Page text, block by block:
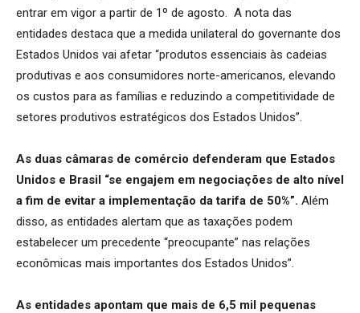
entrar em vigor a partir de 1º de agosto. A nota das
entidades destaca que a medida unilateral do governante dos
Estados Unidos vai afetar “produtos essenciais às cadeias
produtivas e aos consumidores norte-americanos, elevando
os custos para as famílias e reduzindo a competitividade de
setores produtivos estratégicos dos Estados Unidos”.
As duas câmaras de comércio defenderam que Estados
Unidos e Brasil “se engajem em negociações de alto nível
a fim de evitar a implementação da tarifa de 50%”. Além
disso, as entidades alertam que as taxações podem
estabelecer um precedente “preocupante” nas relações
econômicas mais importantes dos Estados Unidos”.
As entidades apontam que mais de 6,5 mil pequenas